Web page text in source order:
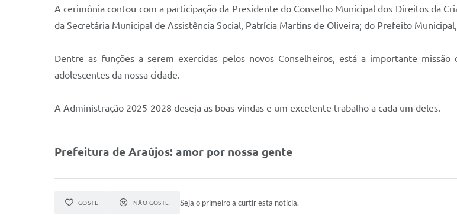
A cerimônia contou com a participação da Presidente do Conselho Municipal dos Direitos da
da Secretária Municipal de Assistência Social, Patrícia Martins de Oliveira; do Prefeito
Dentre as funções a serem exercidas pelos novos Conselheiros, está a importante
adolescentes da nossa cidade.
A Administração 2025-2028 deseja as boas-vindas e um excelente trabalho a cada um deles.
Prefeitura de Araújos: amor por nossa gente
GOSTEI NÃO GOSTEI Seja o primeiro a curtir esta notícia.